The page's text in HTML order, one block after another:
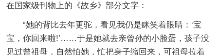
在国家级刊物上的《故乡》部分文字：
“她的背比去年更驼，看见我仍是眯笑着眼睛：‘宝
宝，你回来啦!’……于是她就去亲曾孙的小脸蛋，孩子没
见过曾祖母，自然怕她，忙把身子缩回来，可祖母拉着